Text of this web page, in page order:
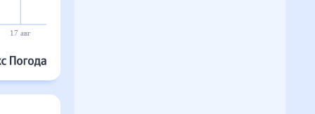
17 авг